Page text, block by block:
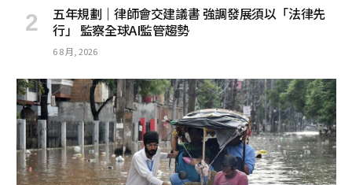
五年規劃｜律師會交建議書 強調發展須以「法律先
行」 監察全球AI監管趨勢
6 8 月, 2026